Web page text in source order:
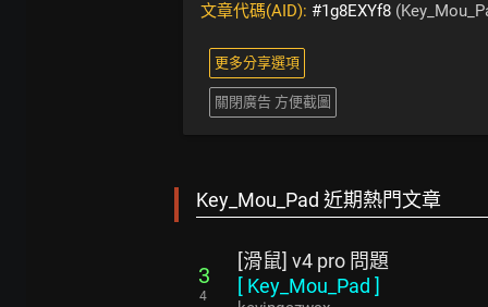
文章代碼(AID): #1g8EXYf8
更多分享選項
關閉廣告 方便截圖
Key_Mou_Pad 近期熱門文章
3
4
[滑鼠] v4 pro 問題
[ Key_Mou_Pad ]